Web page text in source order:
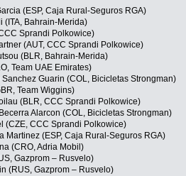
(ESP, Caja Rural-Seguros RGA)
(ITA, Bahrain-Merida)
Sprandi Polkowice)
(AUT, CCC Sprandi Polkowice)
(BLR, Bahrain-Merida)
Team UAE Emirates)
Guarin (COL, Bicicletas Strongman)
Team Wiggins)
(BLR, CCC Sprandi Polkowice)
Alarcon (COL, Bicicletas Strongman)
(CZE, CCC Sprandi Polkowice)
Martinez (ESP, Caja Rural-Seguros RGA)
(CRO, Adria Mobil)
Gazprom – Rusvelo)
(RUS, Gazprom – Rusvelo)